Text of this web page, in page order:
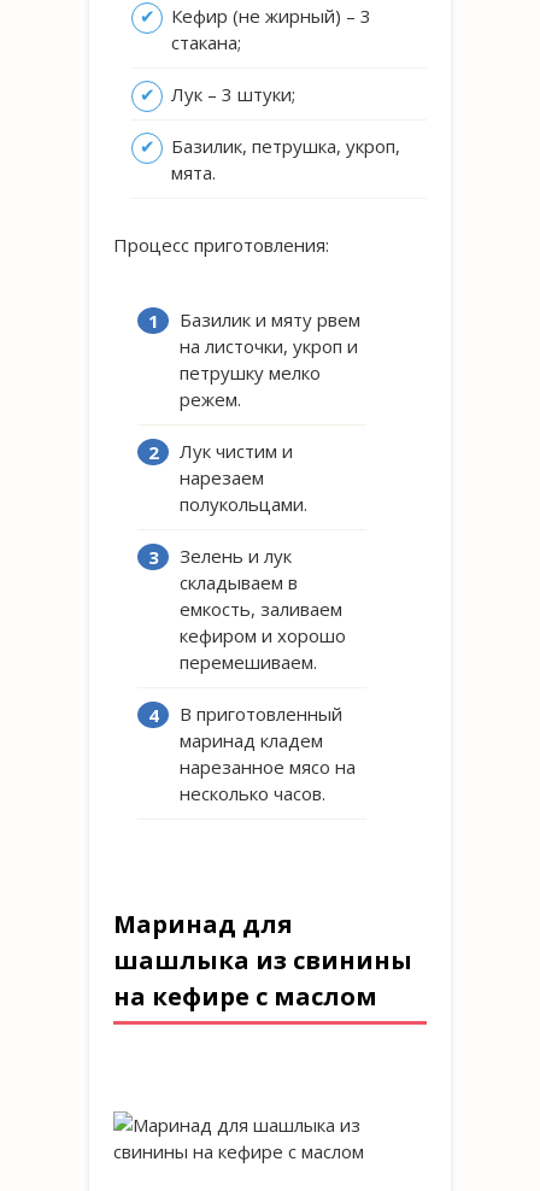
Кефир (не жирный) – 3
стакана;
Лук – 3 штуки;
Базилик, петрушка, укроп,
мята.
Процесс приготовления:
Базилик и мяту рвем
на листочки, укроп и
петрушку мелко
режем.
Лук чистим и
нарезаем
полукольцами.
Зелень и лук
складываем в
емкость, заливаем
кефиром и хорошо
перемешиваем.
В приготовленный
маринад кладем
нарезанное мясо на
несколько часов.
Маринад для
шашлыка из свинины
на кефире с маслом